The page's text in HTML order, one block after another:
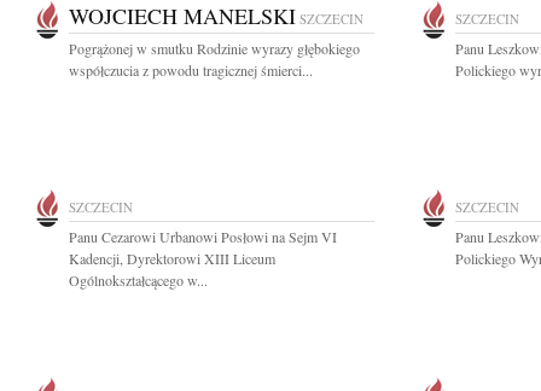
WOJCIECH MANELSKI SZCZECIN
Pogrążonej w smutku Rodzinie wyrazy głębokiego
współczucia z powodu tragicznej śmierci...
SZCZECIN
Panu
Polickiego
SZCZECIN
Panu Cezarowi Urbanowi Posłowi na Sejm VI
Kadencji, Dyrektorowi XIII Liceum
Ogólnokształcącego w...
SZCZECIN
Panu
Polickiego